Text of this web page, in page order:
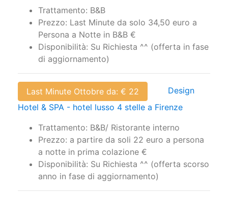
Trattamento: B&B
Prezzo: Last Minute da solo 34,50 euro a
Persona a Notte in B&B €
Disponibilità: Su Richiesta ^^ (offerta in fase
di aggiornamento)
Last Minute Ottobre da: € 22
Design
Hotel & SPA - hotel lusso 4 stelle a Firenze
Trattamento: B&B/ Ristorante interno
Prezzo: a partire da soli 22 euro a persona
a notte in prima colazione €
Disponibilità: Su Richiesta ^^ (offerta scorso
anno in fase di aggiornamento)